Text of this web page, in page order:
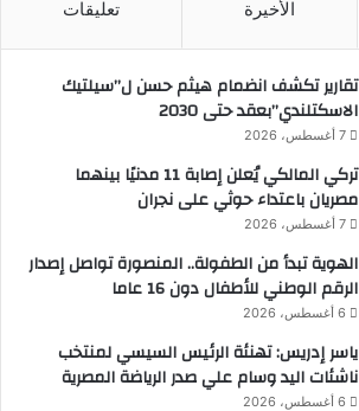
الأخيرة تعليقات
تقارير تكشف انضمام هيثم حسن ل”سيلتيك
الاسكتلندي”بعقد حتى 2030
7 أغسطس، 2026
تركي المالكي يُعلن إصابة 11 مدنيًا بينهما
مصريان باعتداء حوثي على نجران
7 أغسطس، 2026
الهوية تبدأ من الطفولة.. المنصورة تواصل إصدار
الرقم الوطني للأطفال دون 16 عاما
6 أغسطس، 2026
ياسر إدريس: تهنئة الرئيس السيسي لمنتخب
ناشئات اليد وسام علي صدر الرياضة المصرية
6 أغسطس، 2026